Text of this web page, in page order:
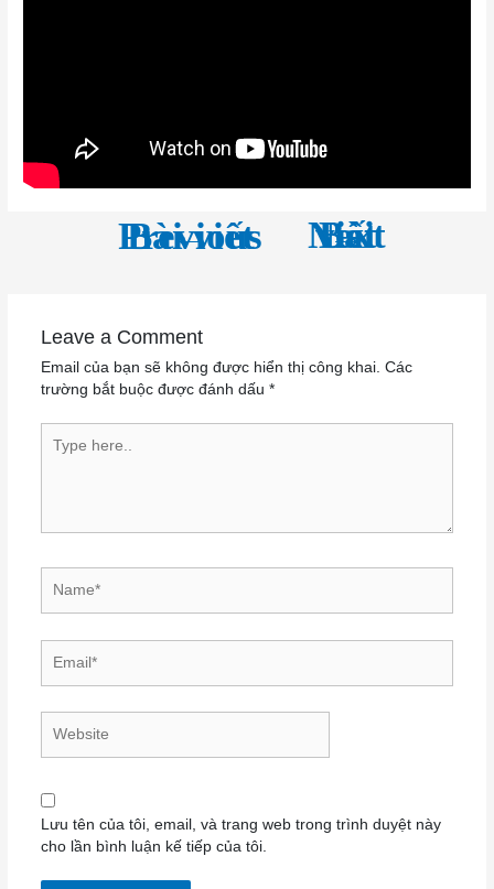
←
Previous Bài viết Next Bài viết
→
Leave a Comment
Email của bạn sẽ không được hiển thị công khai. Các
trường bắt buộc được đánh dấu *
Lưu tên của tôi, email, và trang web trong trình duyệt này
cho lần bình luận kế tiếp của tôi.